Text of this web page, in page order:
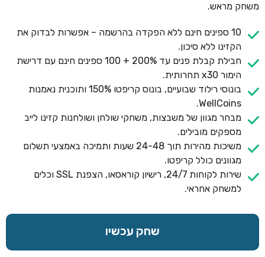
משחק מראש.
10 ספינים חינם ללא הפקדה בהרשמה – אפשרות לבדוק את
הקזינו ללא סיכון.
חבילת קבלת פנים עד 200% + 100 ספינים חינם עם דרישת
הימור x30 תחרותית.
בונוסי רילוד שבועיים, בונוס קריפטו 150% ותוכנית נאמנות
WellCoins.
מבחר מגוון של משבצות, משחקי שולחן ושולחנות קזינו לייב
מספקים מובילים.
משיכות מהירות תוך 24-48 שעות ותמיכה באמצעי תשלום
מגוונים כולל קריפטו.
שירות לקוחות 24/7, רישיון קוראסאו, הצפנת SSL וכלים
למשחק אחראי.
שחק עכשיו